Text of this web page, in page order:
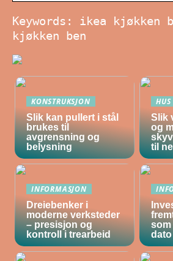
Keywords: ikea kjøkken
kjøkken ben
KONSTRUKSJON
Slik kan pullert i stål
brukes til
avgrensning og
belysning
HUS
Slik
og
til
INFORMASJON
Dreiebenker i
moderne verksteder
– presisjon og
kontroll i trearbeid
som
dato